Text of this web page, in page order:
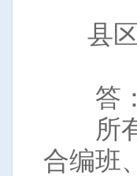
县
答：
所有
合编班